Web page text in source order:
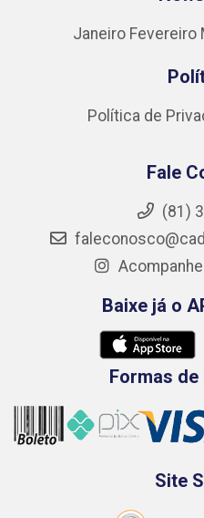
Janeiro Fevereiro
Política de
Fale
(81)
Baixe já o
Formas
Site